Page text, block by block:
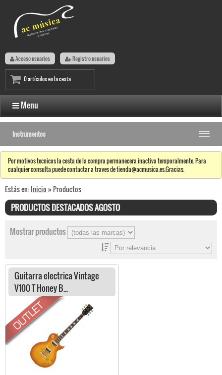
Acceso usuarios Registro usuarios
0 artículos en la cesta
Menu
Instrumentos
Por motivos tecnicos la cesta de la compra permanecera inactiva temporalmente. Para
cualquier consulta puede contactar a traves de tienda@acmusica.es.Gracias.
Estás en:Inicio» Productos
PRODUCTOS DESTACADOS AGOSTO
Mostrar productos
Guitarra electrica Vintage
V100 T Honey B...